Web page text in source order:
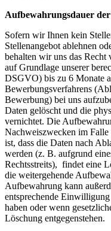
Aufbewahrungsdauer
Sofern wir Ihnen kein
Stellenangebot ablehnen
behalten wir uns das Recht
auf Grundlage unserer
DSGVO) bis zu 6 Monate
Bewerbungsverfahrens
Bewerbung) bei uns
Daten gelöscht und die
vernichtet. Die
Nachweiszwecken im Falle
ist, dass die Daten nach
werden (z. B. aufgrund
Rechtsstreits), findet eine
die weitergehende
Aufbewahrung kann
entsprechende
haben oder wenn
Löschung entgegenstehen.